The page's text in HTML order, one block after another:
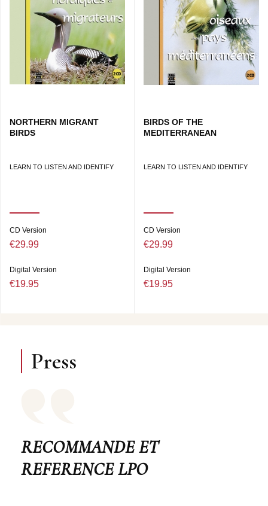
NORTHERN MIGRANT
BIRDS
LEARN TO LISTEN AND IDENTIFY
CD Version
€29.99
Digital Version
€19.95
BIRDS OF THE
MEDITERRANEAN
LEARN TO LISTEN AND IDENTIFY
CD Version
€29.99
Digital Version
€19.95
Press
RECOMMANDE ET
REFERENCE LPO